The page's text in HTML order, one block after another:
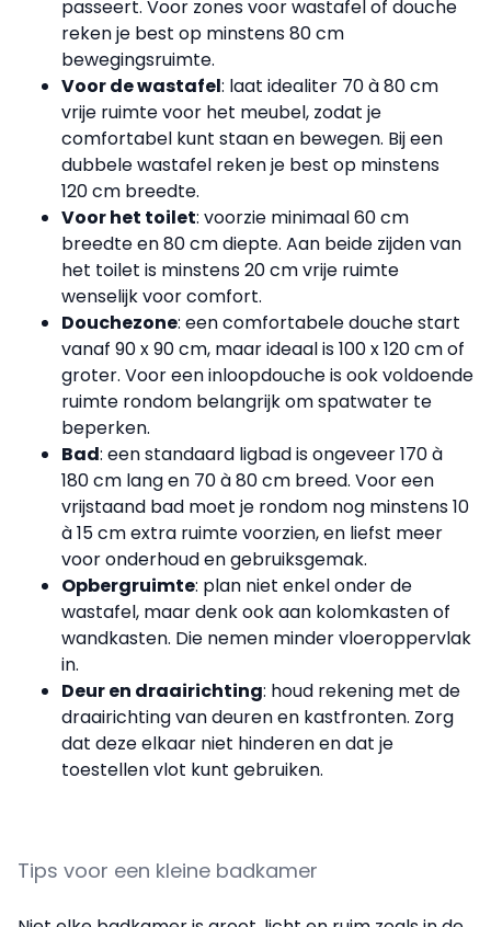
passeert. Voor zones voor wastafel of douche
reken je best op minstens 80 cm
bewegingsruimte.
Voor de wastafel: laat idealiter 70 à 80 cm
vrije ruimte voor het meubel, zodat je
comfortabel kunt staan en bewegen. Bij een
dubbele wastafel reken je best op minstens
120 cm breedte.
Voor het toilet: voorzie minimaal 60 cm
breedte en 80 cm diepte. Aan beide zijden van
het toilet is minstens 20 cm vrije ruimte
wenselijk voor comfort.
Douchezone: een comfortabele douche start
vanaf 90 x 90 cm, maar ideaal is 100 x 120 cm of
groter. Voor een inloopdouche is ook voldoende
ruimte rondom belangrijk om spatwater te
beperken.
Bad: een standaard ligbad is ongeveer 170 à
180 cm lang en 70 à 80 cm breed. Voor een
vrijstaand bad moet je rondom nog minstens 10
à 15 cm extra ruimte voorzien, en liefst meer
voor onderhoud en gebruiksgemak.
Opbergruimte: plan niet enkel onder de
wastafel, maar denk ook aan kolomkasten of
wandkasten. Die nemen minder vloeroppervlak
in.
Deur en draairichting: houd rekening met de
draairichting van deuren en kastfronten. Zorg
dat deze elkaar niet hinderen en dat je
toestellen vlot kunt gebruiken.
Tips voor een kleine badkamer